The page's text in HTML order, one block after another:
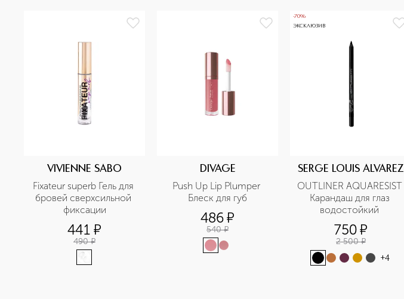
VIVIENNE SABO
Fixateur superb Гель для
бровей сверхсильной
фиксации
441 ¤
490 ¤
DIVAGE
Push Up Lip Plumper
Блеск для губ
486¤
540 ¤
-70%
ЭКСКЛЮЗИВ
SERGE LOUIS ALVAREZ
OUTLINER AQUARESIST
Карандаш для глаз
750¤
2 500 ¤
+4